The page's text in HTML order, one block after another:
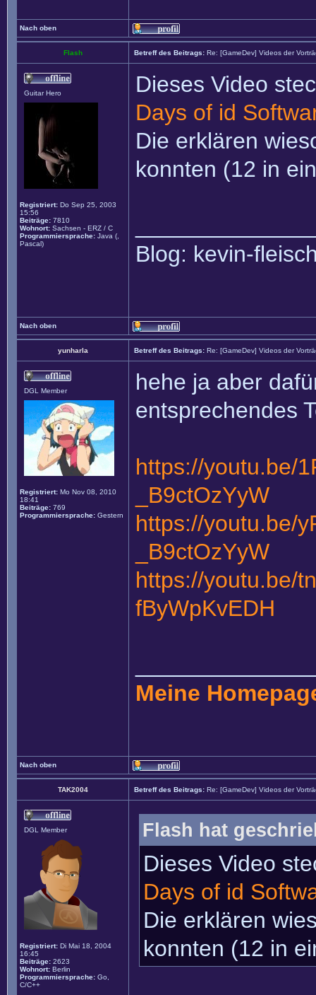
Nach oben
Flash Betreff des Beitrags: Re: [GameDev] Videos der
Guitar Hero
Registriert: Do Sep 25, 2003
15:56
Beiträge: 7810
Wohnort: Sachsen - ERZ / C
Programmiersprache: Java (,
Pascal)
Dieses Video
Days of id
Die erklären
konnten (12 in
Blog: kevin-
Nach oben
yunharla Betreff des Beitrags: Re: [GameDev] Videos der
DGL Member
Registriert: Mo Nov 08, 2010
18:41
Beiträge: 769
Programmiersprache: Gestern
hehe ja aber
entsprechendes
https://youtu.be/
_B9ctOzYyW
https://youtu.be/
_B9ctOzYyW
https://youtu.be/
fByWpKvEDH
Meine
Nach oben
TAK2004 Betreff des Beitrags: Re: [GameDev] Videos der
DGL Member
Registriert: Di Mai 18, 2004
16:45
Beiträge: 2623
Wohnort: Berlin
Programmiersprache: Go,
C/C++
Flash hat
Dieses Video
Days of id
Die erklären
konnten (12 in